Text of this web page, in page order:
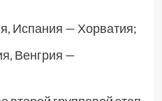
Испания — Хорватия;
Венгрия —